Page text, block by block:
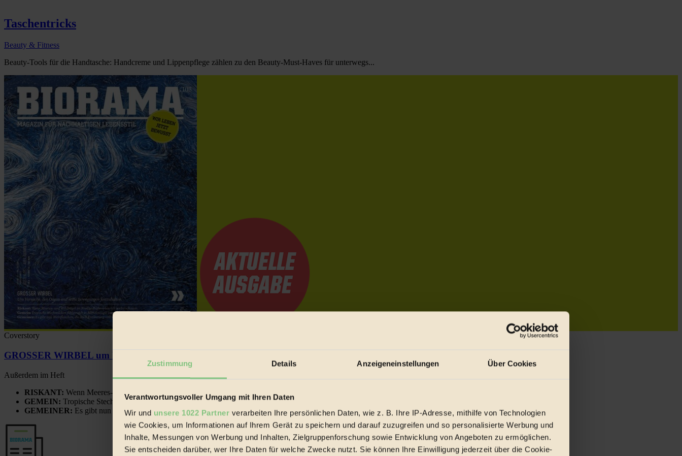
Zustimmung Details Anzeigeneinstellungen Über Cookies
Verantwortungsvoller Umgang mit Ihren Daten
Wir und unsere 1022 Partner verarbeiten Ihre persönlichen Daten, wie z. B. Ihre IP-Adresse, mithilfe von Technologien
wie Cookies, um Informationen auf Ihrem Gerät zu speichern und darauf zuzugreifen und so personalisierte Werbung und
Inhalte, Messungen von Werbung und Inhalten, Zielgruppenforschung sowie Entwicklung von Angeboten zu ermöglichen.
Sie entscheiden darüber, wer Ihre Daten für welche Zwecke nutzt. Sie können Ihre Einwilligung jederzeit über die Cookie-
Taschentricks
Beauty & Fitness
Beauty-Tools für die Handtasche: Handcreme und Lippenpflege zählen zu den Beauty-Must-Haves für unterwegs...
Coverstory
GROSSER WIRBEL um Versuche, den Ozean und seine Bewegungen festzuhalten.
Außerdem im Heft
RISKANT: Wenn Meeres- und Wildvögel im Freilandhühnerbetrieb vorbeischauen.
GEMEIN: Tropische Stechmücken fühlen sich in Mitteleuropa inziwschen oft zu Hause.
GEMEINER: Es gibt nun Weinflaschen, die nach Entleerung voll wieder zu dir zurückkommen.